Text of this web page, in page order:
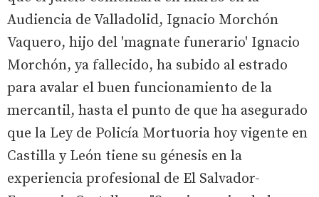
Audiencia de Valladolid, Ignacio Morchón
Vaquero, hijo del 'magnate funerario' Ignacio
Morchón, ya fallecido, ha subido al estrado
para avalar el buen funcionamiento de la
mercantil, hasta el punto de que ha asegurado
que la Ley de Policía Mortuoria hoy vigente en
Castilla y León tiene su génesis en la
experiencia profesional de El Salvador-